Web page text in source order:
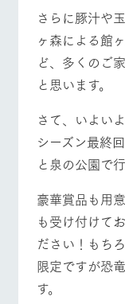
だく質問
団体のお
客様へ
ペットを
お連れの
お客様へ
お問い合
わせ・資
料請求
理人が
い、ビュ
スタイ
牧場内
遊バス
ネットショ
個人情報取扱い
動物とふれあう
牧場マップを見る
営業時
よくあ
さらに豚汁や
ヶ森による館
ど、多くのご
と思います。
さて、いよい
シーズン最終
と泉の公園で行
豪華賞品も用
も受け付けて
ださい！もち
限定ですが恐
す。